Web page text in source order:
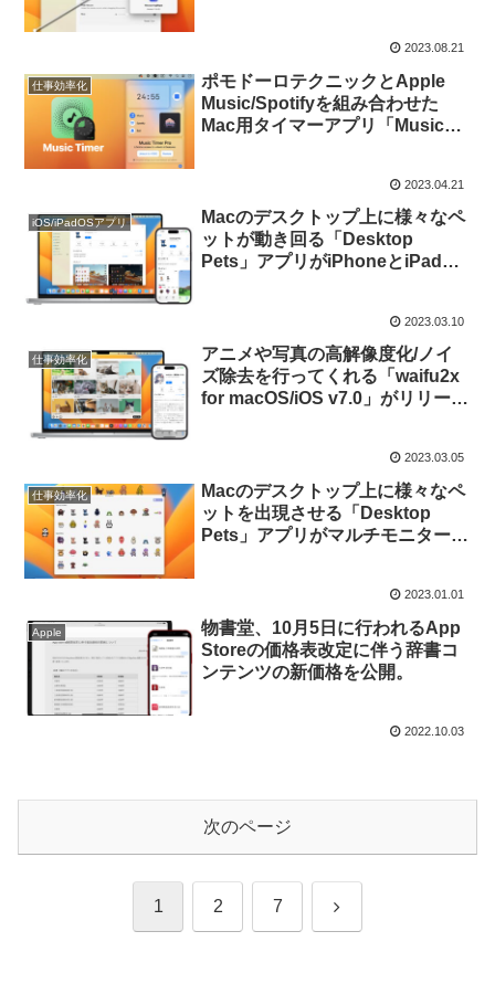
2023.08.21
仕事効率化
ポモドーロテクニックとApple
Music/Spotifyを組み合わせた
Mac用タイマーアプリ「Music
2023.04.21
iOS/iPadOSアプリ
Macのデスクトップ上に様々なペ
ットが動き回る「Desktop
Pets」アプリがiPhoneとiPadに
2023.03.10
仕事効率化
アニメや写真の高解像度化/ノイ
ズ除去を行ってくれる「waifu2x
for macOS/iOS v7.0」がリリー
2023.03.05
仕事効率化
Macのデスクトップ上に様々なペ
ットを出現させる「Desktop
Pets」アプリがマルチモニターを
2023.01.01
Apple
物書堂、10月5日に行われるApp
Storeの価格表改定に伴う辞書コ
ンテンツの新価格を公開。
2022.10.03
次のページ
1 2 7 次